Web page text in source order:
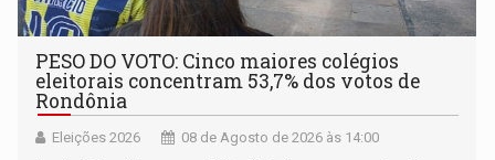
PESO DO VOTO: Cinco maiores colégios
eleitorais concentram 53,7% dos votos de
Rondônia
Eleições 2026 08 de Agosto de 2026 às 14:00